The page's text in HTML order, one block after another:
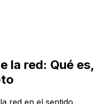
la red: Qué es,
red en el sentido